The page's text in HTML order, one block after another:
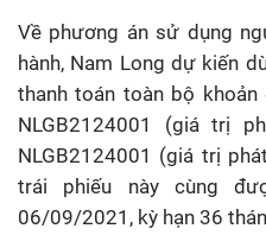
Về phương án sử dụng
hành, Nam Long dự kiến
thanh toán toàn bộ
NLGB2124001 (giá trị
NLGB2124001 (giá trị
trái phiếu này cùng
06/09/2021, kỳ hạn 36